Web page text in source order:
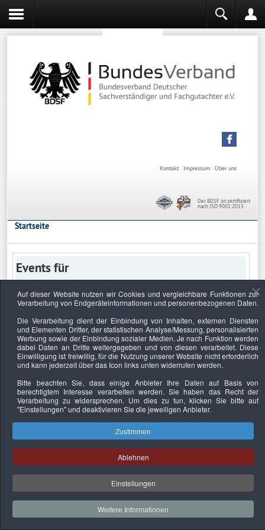
Über uns
Impressum
Kontakt
Der BDSF ist zertifiziert
nach ISO 9001:2015
Startseite
Events für
Keine Termine
Datenschutzerklärung Urheberrechtsnachweise Nachhaltigkeit
Copyright © 2026. Bundesverband Deutscher
Sachverständiger und Fachgutachter e.V..
Auf dieser Website nutzen wir Cookies und vergleichbare Funktionen zur
Verarbeitung von Endgeräteinformationen und personenbezogenen Daten.
Die Verarbeitung dient der Einbindung von Inhalten, externen Diensten
und Elementen Dritter, der statistischen Analyse/Messung, personalisierten
Werbung sowie der Einbindung sozialer Medien. Je nach Funktion werden
dabei Daten an Dritte weitergegeben und von diesen verarbeitet. Diese
Einwilligung ist freiwillig, für die Nutzung unserer Website nicht erforderlich
und kann jederzeit über das Icon links unten widerrufen werden.
Bitte beachten Sie, dass einige Anbieter Ihre Daten auf Basis von
berechtigtem Interesse verarbeiten werden. Sie haben das Recht der
Verarbeitung zu widersprechen. Um dies zu tun, klicken Sie bitte auf
"Einstellungen"und deaktivieren Sie die jeweiligen Anbieter.
Zustimmen
Ablehnen
Einstellungen
Weitere Informationen